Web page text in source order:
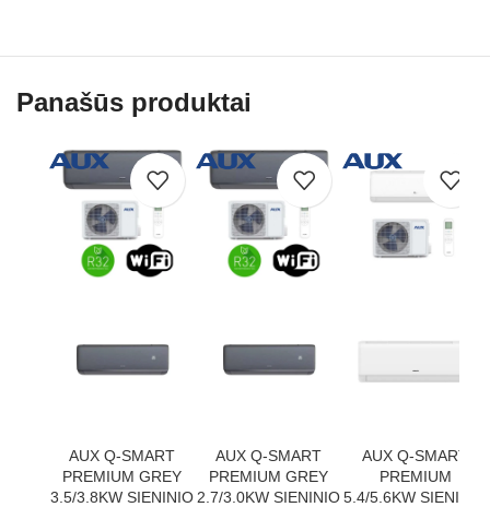
Panašūs produktai
AUX Q-SMART
PREMIUM GREY
3.5/3.8KW SIENINIO
AUX Q-SMART
PREMIUM GREY
2.7/3.0KW SIENINIO
AUX Q-SMART
PREMIUM
5.4/5.6KW SIENINIO